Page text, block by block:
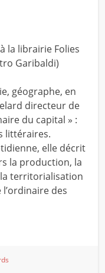
la librairie Folies
Garibaldi)
géographe, en
directeur de
du capital » :
littéraires.
elle décrit
la production, la
territorialisation
des